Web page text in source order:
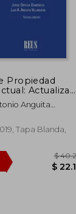
Propiedad
Actualizada
de 2019
Anguita
Tapa Blanda,